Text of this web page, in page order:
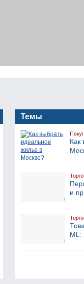
Темы
Как
и
ML: